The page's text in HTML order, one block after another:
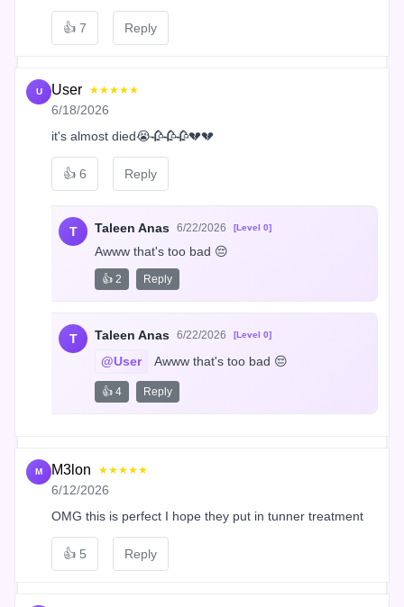
👍 7 Reply
U User ★★★★★
6/18/2026
it's almost died😭🥀🥀🥀💔💔
👍 6 Reply
T Taleen Anas 6/22/2026 [Level 0]
Awww that's too bad 😔
👍 2 Reply
T Taleen Anas 6/22/2026 [Level 0]
@User Awww that's too bad 😔
👍 4 Reply
M M3lon ★★★★★
6/12/2026
OMG this is perfect I hope they put in tunner treatment
👍 5 Reply